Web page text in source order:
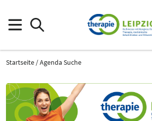
Startseite
Agenda Suche